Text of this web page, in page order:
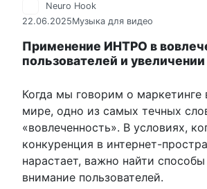
Neuro Hook
22.06.2025Музыка для видео
Применение ИНТРО в
пользователей и увеличении
Когда мы говорим о
мире, одно из самых течных
«вовлеченность». В условиях,
конкуренция в интернет-
нарастает, важно найти
внимание пользователей.